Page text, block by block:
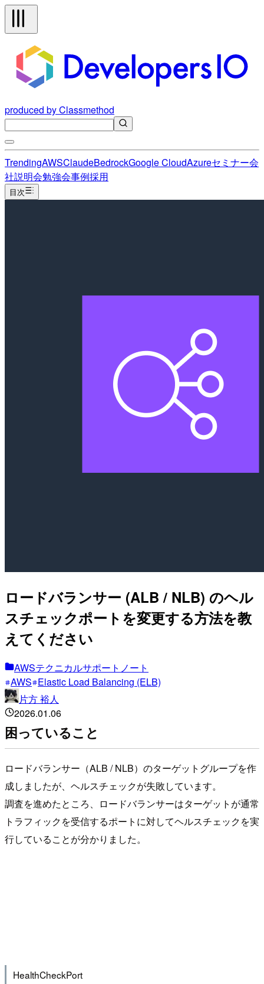
produced by Classmethod
TrendingAWSClaudeBedrockGoogle CloudAzureセミナー会
社説明会勉強会事例採用
目次
ロードバランサー (ALB / NLB) のヘル
スチェックポートを変更する方法を教
えてください
AWSテクニカルサポートノート
AWS Elastic Load Balancing (ELB)
片方 裕人
2026.01.06
困っていること
ロードバランサー（ALB / NLB）のターゲットグループを作
成しましたが、ヘルスチェックが失敗しています。
調査を進めたところ、ロードバランサーはターゲットが通常
トラフィックを受信するポートに対してヘルスチェックを実
行していることが分かりました。
HealthCheckPort